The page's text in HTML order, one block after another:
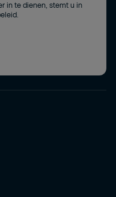
in te dienen, stemt u in